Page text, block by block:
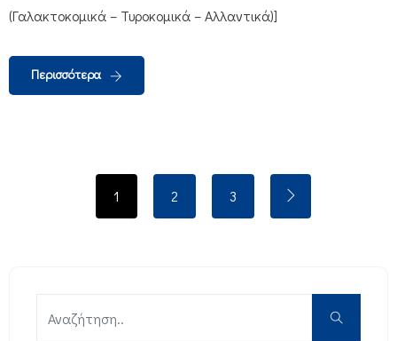
(Γαλακτοκομικά – Τυροκομικά – Αλλαντικά)]
Περισσότερα
1 2 3